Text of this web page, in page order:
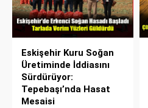
Eskişehir Kuru Soğan
Üretiminde İddiasını
Sürdürüyor:
Tepebaşı’nda Hasat
Mesaisi